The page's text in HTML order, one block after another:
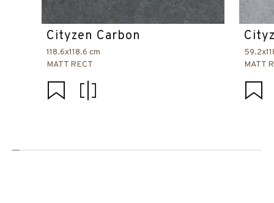
Cityzen Carbon
118.6x118.6 cm
MATT RECT
MATT